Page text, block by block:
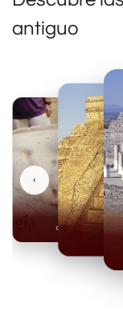
antiguo
Olmecas
‹